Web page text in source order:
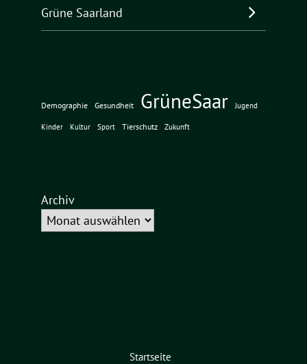
Grüne Saarland
Demographie Gesundheit GrüneSaar Jugend
Kinder Kultur Sport Tierschutz Zukunft
Archiv
Startseite